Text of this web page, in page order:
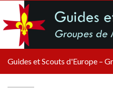
Guides et Scouts d'Europe –